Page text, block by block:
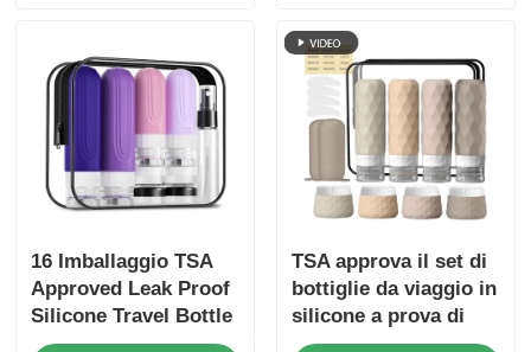
16 Imballaggio TSA
Approved Leak Proof
Silicone Travel Bottle
Set con bocca larga
TSA approva il set di
bottiglie da viaggio in
silicone a prova di
perdite con bocca